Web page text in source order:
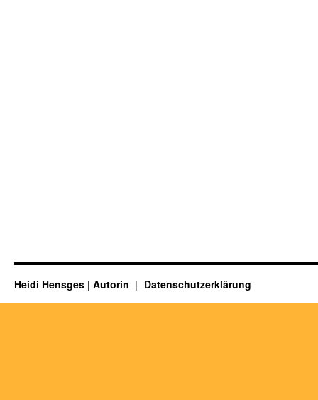
Heidi Hensges | Autorin Datenschutzerklärung